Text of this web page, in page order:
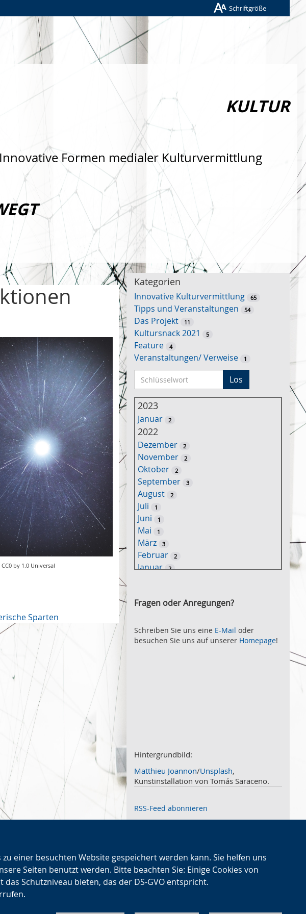
einer besuchten Website gespeichert werden kann. Sie helfen uns
Seiten benutzt werden. Bitte beachten Sie: Einige Cookies von
Schutzniveau bieten, das der DS-GVO entspricht.
Schriftgröße
KULTUR
Innovative Formen medialer Kulturvermittlung
by 1.0 Universal
Sparten
Kategorien
Innovative Kulturvermittlung 65
Tipps und Veranstaltungen 54
Das Projekt 11
Kultursnack 2021 5
Feature 4
Veranstaltungen/ Verweise 1
c
h
ü
w
o
r
u
c
Los
2023
Januar 2
2022
Dezember 2
November 2
Oktober 2
September 3
August 2
Juli 1
Juni 1
Mai 1
März 3
Februar 2
Januar 2
Oktober 2
August 2
Juli 2
November 2
Oktober
September 2
August
Juli
März
Februar 2
Januar
Fragen oder Anregungen?
Schreiben Sie uns eine E-Mail oder
besuchen Sie uns auf unserer Homepage!
Hintergrundbild:
Matthieu Joannon/Unsplash,
Kunstinstallation von Tomás Saraceno.
RSS-Feed abonnieren
Award - Neuer Preis für
MuseumsprojekteNächster
Artikel
→